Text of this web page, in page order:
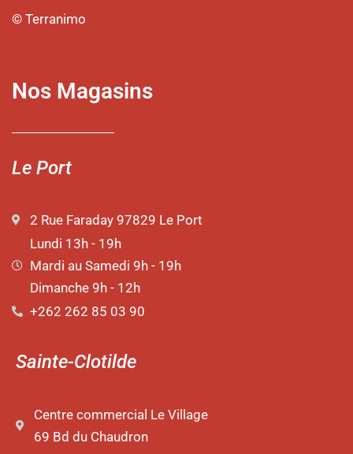
© Terranimo
Nos Magasins
Le Port
2 Rue Faraday 97829 Le Port
Lundi 13h - 19h
Mardi au Samedi 9h - 19h
Dimanche 9h - 12h
+262 262 85 03 90
Sainte-Clotilde
Centre commercial Le Village
69 Bd du Chaudron